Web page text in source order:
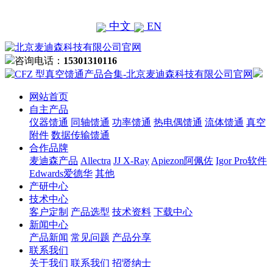
中文 EN
咨询电话： 15301310116
网站首页
自主产品
仪器馈通 同轴馈通 功率馈通 热电偶馈通 流体馈通 真空
附件 数据传输馈通
合作品牌
麦迪森产品 Allectra JJ X-Ray Apiezon阿佩佐 Igor Pro软件
Edwards爱德华 其他
产研中心
技术中心
客户定制 产品选型 技术资料 下载中心
新闻中心
产品新闻 常见问题 产品分享
联系我们
关于我们 联系我们 招贤纳士